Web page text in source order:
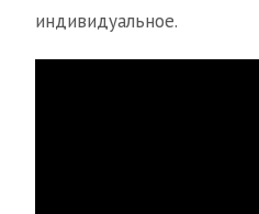
индивидуальное.